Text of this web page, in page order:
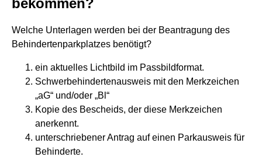
bekommen?
Welche Unterlagen werden bei der Beantragung des
Behindertenparkplatzes benötigt?
ein aktuelles Lichtbild im Passbildformat.
Schwerbehindertenausweis mit den Merkzeichen
„aG“ und/oder „Bl“
Kopie des Bescheids, der diese Merkzeichen
anerkennt.
unterschriebener Antrag auf einen Parkausweis für
Behinderte.